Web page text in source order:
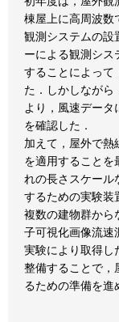
棟屋上に高周波数
観測システムの設
ーによる観測シス
することによって
た．しかしながら
より，風速データ
を確認した．
加えて，屋外で熱
を適用することを
れの長さスケール
するための実験装
複数の建物群から
子可視化画像流速
実験により取得し
整備することで，
るための準備を進